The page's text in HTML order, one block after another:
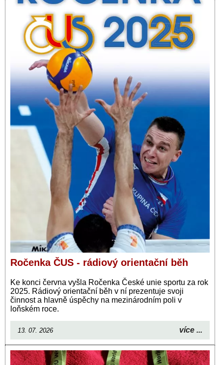
Ročenka ČUS - rádiový orientační běh
Ke konci června vyšla Ročenka České unie sportu za rok
2025. Rádiový orientační běh v ní prezentuje svoji
činnost a hlavně úspěchy na mezinárodním poli v
loňském roce.
13. 07. 2026 více ...